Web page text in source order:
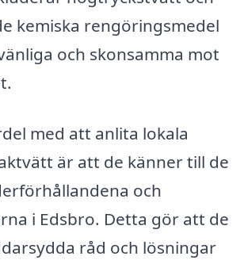
kemiska rengöringsmedel
och skonsamma mot
med att anlita lokala
är att de känner till de
och
i Edsbro. Detta gör att de
råd och lösningar